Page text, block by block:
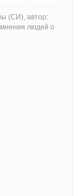
(СИ), автор:
людей о